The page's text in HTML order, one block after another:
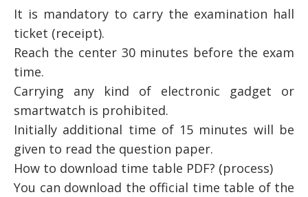
It is mandatory to carry the examination hall
ticket (receipt).
Reach the center 30 minutes before the exam
time.
Carrying any kind of electronic gadget or
smartwatch is prohibited.
Initially additional time of 15 minutes will be
given to read the question paper.
How to download time table PDF? (process)
You can download the official time table of the